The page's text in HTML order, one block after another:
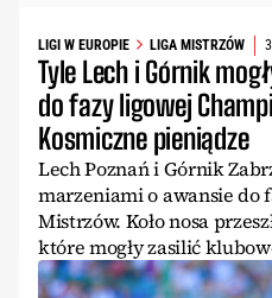
LIGI W EUROPIE LIGA MISTRZÓW
Tyle Lech i Górnik
do fazy ligowej
Kosmiczne pieniądze
Lech Poznań i Górnik
marzeniami o awansie do
Mistrzów. Koło nosa
które mogły zasilić